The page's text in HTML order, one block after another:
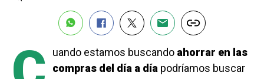
uando estamos buscando ahorrar en las
compras del día a día podríamos buscar